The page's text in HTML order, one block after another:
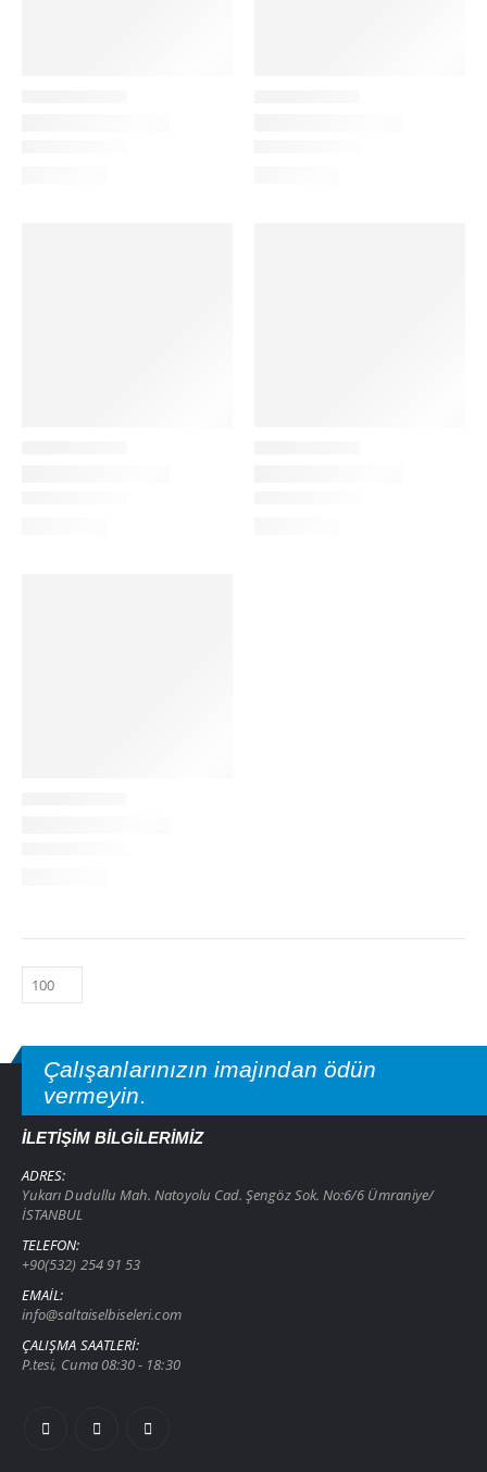
Çalışanlarınızın imajından ödün
vermeyin.
İLETIŞIM BILGILERIMIZ
ADRES:
Yukarı Dudullu Mah. Natoyolu Cad. Şengöz Sok. No:6/6 Ümraniye/
İSTANBUL
TELEFON:
+90(532) 254 91 53
EMAIL:
info@saltaiselbiseleri.com
ÇALIŞMA SAATLERI:
P.tesi, Cuma 08:30 - 18:30